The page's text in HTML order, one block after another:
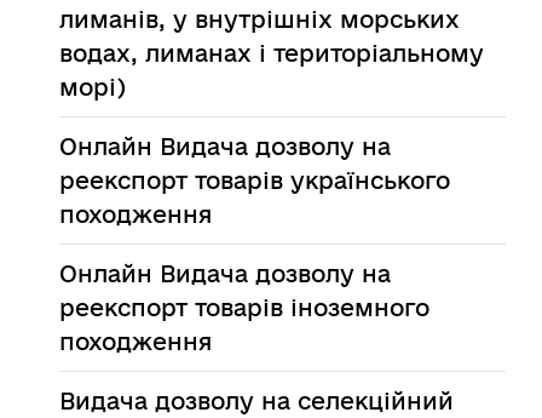
лиманів, у внутрішніх морських
водах, лиманах і територіальному
морі)
Онлайн Видача дозволу на
реекспорт товарів українського
походження
Онлайн Видача дозволу на
реекспорт товарів іноземного
походження
Видача дозволу на селекційний